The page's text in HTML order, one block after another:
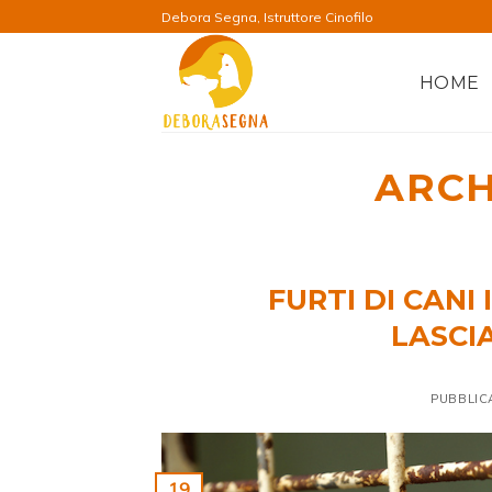
ai
Debora Segna, Istruttore Cinofilo
HOME
FURTI DI CANI